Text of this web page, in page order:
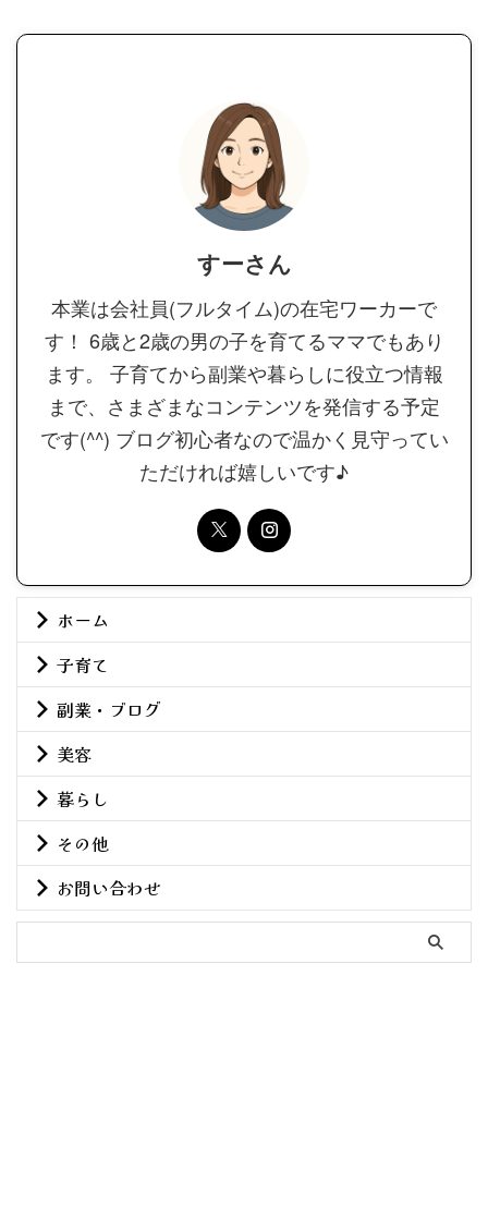
すーさん
本業は会社員(フルタイム)の在宅ワーカーで
す！ 6歳と2歳の男の子を育てるママでもあり
ます。 子育てから副業や暮らしに役立つ情報
まで、さまざまなコンテンツを発信する予定
です(^^) ブログ初心者なので温かく見守ってい
ただければ嬉しいです♪
ホーム
子育て
副業・ブログ
美容
暮らし
その他
お問い合わせ